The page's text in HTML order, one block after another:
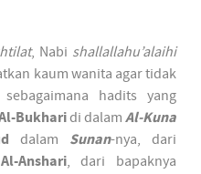
, Nabi shallallahu’alaihi
kaum wanita agar tidak
hadits yang
Bukharidi dalam Al-Kuna
dalam Sunan-nya, dari
Anshari, dari bapaknya